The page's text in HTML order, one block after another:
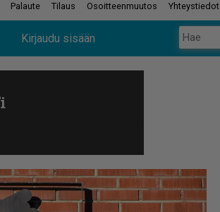
Palaute Tilaus Osoitteenmuutos Yhteystiedot
Kirjaudu sisään